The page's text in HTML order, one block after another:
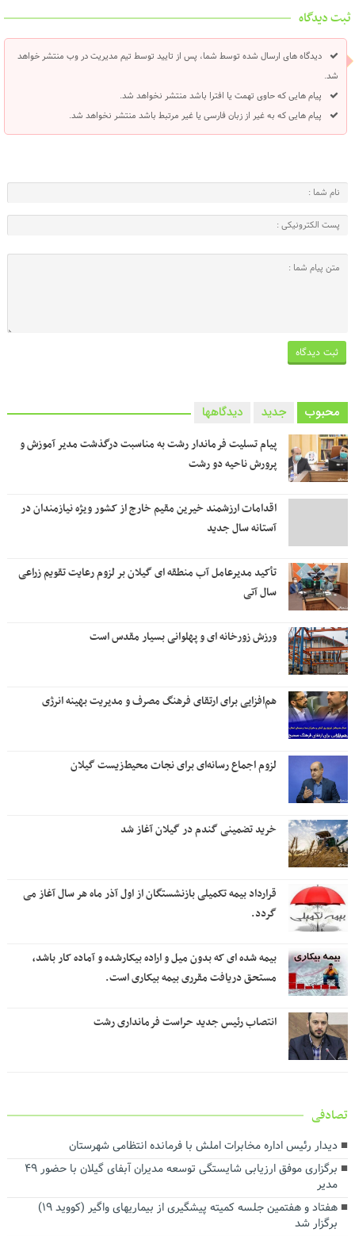
ثبت دیدگاه
دیدگاه های ارسال شده توسط شما، پس از تایید توسط تیم مدیریت در وب منتشر خواهد
شد.
پیام هایی که حاوی تهمت یا افترا باشد منتشر نخواهد شد.
پیام هایی که به غیر از زبان فارسی یا غیر مرتبط باشد منتشر نخواهد شد.
محبوب جدید دیدگاهها
پیام تسلیت فرماندار رشت به مناسبت درگذشت مدیر آموزش و
پرورش ناحیه دو رشت
اقدامات ارزشمند خیرین مقیم خارج از کشور ویژه نیازمندان در
آستانه سال جدید
تأکید مدیرعامل آب منطقه ای گیلان بر لزوم رعایت تقویم زراعی‌
سال آتی
ورزش زورخانه ای و پهلوانی بسیار مقدس است
هم‌افزایی برای ارتقای فرهنگ مصرف و مدیریت بهینه انرژی
لزوم اجماع رسانه‌ای برای نجات محیط‌زیست گیلان
خرید تضمینی گندم در گیلان آغاز شد
قرارداد بیمه تکمیلی بازنشستگان از اول آذر ماه هر سال آغاز می
گردد.
بیمه شده ای که بدون میل و اراده بیکارشده و آماده کار باشد،
مستحق دریافت مقرری بیمه بیکاری است.
انتصاب رئیس جدید حراست فرمانداری رشت
تصادفی
دیدار رئیس اداره مخابرات املش با فرمانده انتظامی شهرستان
برگزاری موفق ارزیابی شایستگی توسعه مدیران آبفای گیلان با حضور ۴۹
مدیر
هفتاد و هفتمین جلسه کمیته پیشگیری از بیماریهای واگیر (کووید ۱۹)
برگزار شد